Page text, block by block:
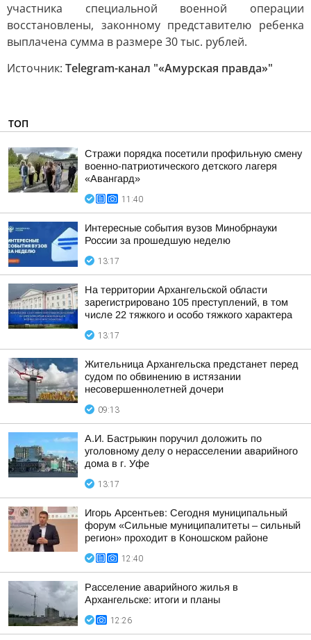
участника специальной военной операции
восстановлены, законному представителю ребенка
выплачена сумма в размере 30 тыс. рублей.
Источник: Telegram-канал "«Амурская правда»"
ТОП
Стражи порядка посетили профильную смену
военно-патриотического детского лагеря
«Авангард»
11:40
Интересные события вузов Минобрнауки
России за прошедшую неделю
13:17
На территории Архангельской области
зарегистрировано 105 преступлений, в том
числе 22 тяжкого и особо тяжкого характера
13:17
Жительница Архангельска предстанет перед
судом по обвинению в истязании
несовершеннолетней дочери
09:13
А.И. Бастрыкин поручил доложить по
уголовному делу о нерасселении аварийного
дома в г. Уфе
13:17
Игорь Арсентьев: Сегодня муниципальный
форум «Сильные муниципалитеты – сильный
регион» проходит в Коношском районе
12:40
Расселение аварийного жилья в
Архангельске: итоги и планы
12:26